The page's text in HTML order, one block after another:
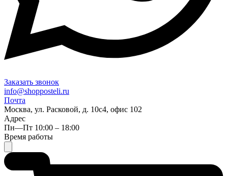
Заказать звонок
info@shopposteli.ru
Почта
Москва, ул. Расковой, д. 10с4, офис 102
Адрес
Пн—Пт 10:00 – 18:00
Время работы